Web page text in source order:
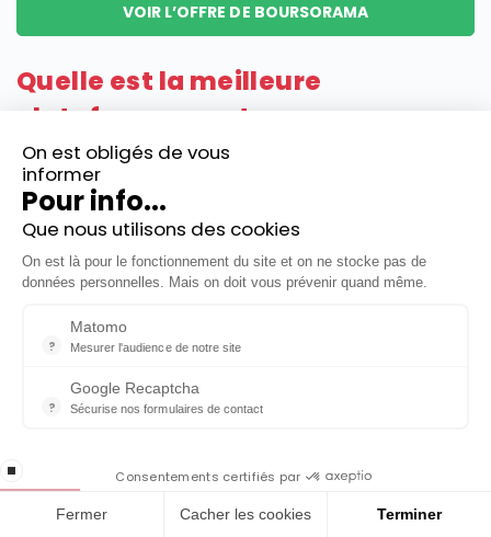
On est obligés de vous
informer
Pour info...
Que nous utilisons des cookies
On est là pour le fonctionnement du site et on ne stocke pas de
données personnelles. Mais on doit vous prévenir quand même.
?
Matomo
Mesurer l'audience de notre site
?
Google Recaptcha
Sécurise nos formulaires de contact
stop loading Consentements certifiés par
Fermer Cacher les cookies Terminer
VOIR L’OFFRE DE BOURSORAMA
Quelle est la meilleure
plateforme crypto pour
entreprise ?
Dans cette catégorie, nous avons sélectionné le
courtier qui nous semble le plus pertinent parmi les
plateformes crypto proposant l’ouverture d’un
compte de courtage au nom d’une entreprise.
Bitpanda
est une plateforme crypto basée en
Autriche, spécialisée dans les crypto-actifs mais
proposant également desactions fractionnées, ETF
Inscrivez-vous gratuitement à
En cadeau notre ebook
politique de confidentialité de ce site